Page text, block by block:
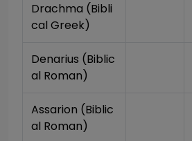
Drachma (Bibli
cal Greek)
Denarius (Biblic
al Roman)
Assarion (Biblic
al Roman)